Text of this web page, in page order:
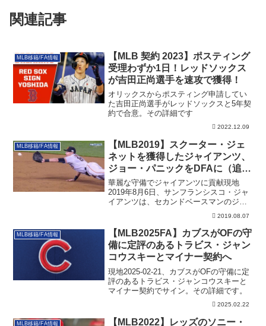
関連記事
MLB移籍/FA情報
【MLB 契約 2023】ポスティング
受理わずか1日！レッドソックス
が吉田正尚選手を速攻で獲得！
オリックスからポスティング申請してい
た吉田正尚選手がレッドソックスと5年契
約で合意。その詳細です
2022.12.09
MLB移籍/FA情報
【MLB2019】スクーター・ジェ
ネットを獲得したジャイアンツ、
ジョー・パニックをDFAに（追記
あり）
華麗な守備でジャイアンツに貢献現地
2019年8月6日、サンフランシスコ・ジャ
イアンツは、セカンドベースマンのジョ
2019.08.07
MLB移籍/FA情報
【MLB2025FA】カブスがOFの守
備に定評のあるトラビス・ジャン
コウスキーとマイナー契約へ
現地2025-02-21、カブスがOFの守備に定
評のあるトラビス・ジャンコウスキーと
マイナー契約でサイン。その詳細です。
2025.02.22
MLB移籍/FA情報
【MLB2022】レッズのソニー・